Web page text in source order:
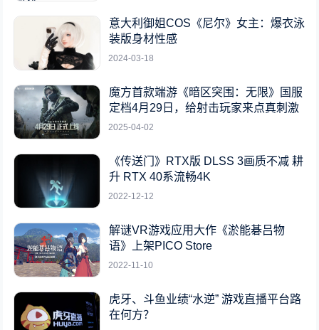
意大利御姐COS《尼尔》女主：爆衣泳
装版身材性感
2024-03-18
魔方首款端游《暗区突围：无限》国服
定档4月29日，给射击玩家来点真刺激
2025-04-02
《传送门》RTX版 DLSS 3画质不减 耕
升 RTX 40系流畅4K
2022-12-12
解谜VR游戏应用大作《淤能碁吕物
语》上架PICO Store
2022-11-10
虎牙、斗鱼业绩“水逆” 游戏直播平台路
在何方？